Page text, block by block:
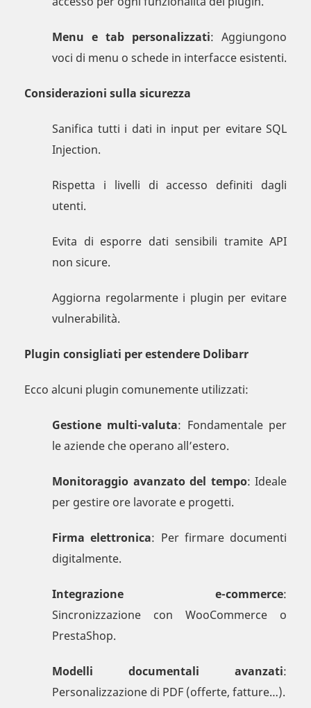
Menu e tab personalizzati: Aggiungono
voci di menu o schede in interfacce esistenti.
Considerazioni sulla sicurezza
Sanifica tutti i dati in input per evitare SQL
Injection.
Rispetta i livelli di accesso definiti dagli
utenti.
Evita di esporre dati sensibili tramite API
non sicure.
Aggiorna regolarmente i plugin per evitare
vulnerabilità.
Plugin consigliati per estendere Dolibarr
Ecco alcuni plugin comunemente utilizzati:
Gestione multi-valuta: Fondamentale per
le aziende che operano all’estero.
Monitoraggio avanzato del tempo: Ideale
per gestire ore lavorate e progetti.
Firma elettronica: Per firmare documenti
digitalmente.
Integrazione e-commerce:
Sincronizzazione con WooCommerce o
PrestaShop.
Modelli documentali avanzati:
Personalizzazione di PDF (offerte, fatture…).